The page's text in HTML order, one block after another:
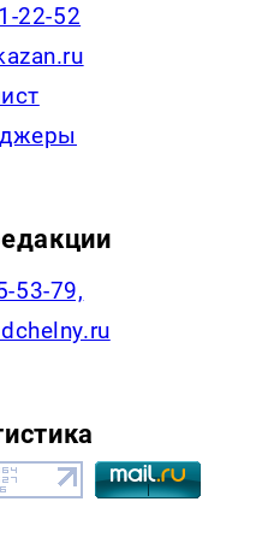
22-52
53-79,